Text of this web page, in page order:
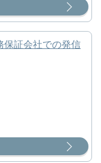
保証会社での発信